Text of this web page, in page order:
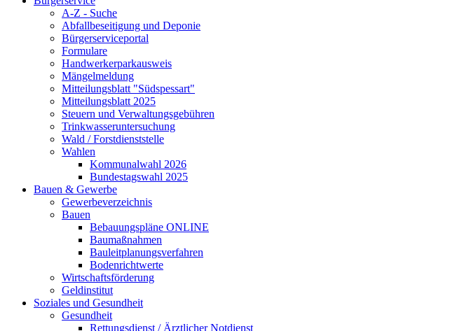
A-Z - Suche
Abfallbeseitigung und Deponie
Bürgerserviceportal
Formulare
Handwerkerparkausweis
Mängelmeldung
Mitteilungsblatt "Südspessart"
Mitteilungsblatt 2025
Steuern und Verwaltungsgebühren
Trinkwasseruntersuchung
Wald / Forstdienststelle
Wahlen
Kommunalwahl 2026
Bundestagswahl 2025
Bauen & Gewerbe
Gewerbeverzeichnis
Bauen
Bebauungspläne ONLINE
Baumaßnahmen
Bauleitplanungsverfahren
Bodenrichtwerte
Wirtschaftsförderung
Geldinstitut
Soziales und Gesundheit
Gesundheit
Rettungsdienst / Ärztlicher Notdienst